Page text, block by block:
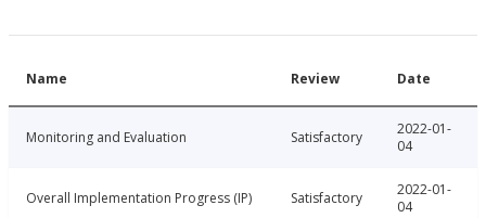
Name Review Date
Monitoring and Evaluation Satisfactory
2022-01-
04
Overall Implementation Progress (IP) Satisfactory
2022-01-
04